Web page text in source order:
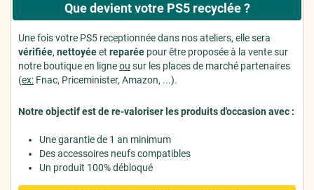
Que devient votre PS5 recyclée ?
Une fois votre PS5 receptionnée dans nos ateliers, elle sera
vérifiée, nettoyéeet reparée pour être proposée à la vente sur
notre boutique en ligneou sur les places de marché partenaires
(ex: Fnac, Priceminister, Amazon, ...).
Notre objectif est de re-valoriser les produits d'occasion avec :
Une garantie de 1 an minimum
Des accessoires neufs compatibles
Un produit 100% débloqué